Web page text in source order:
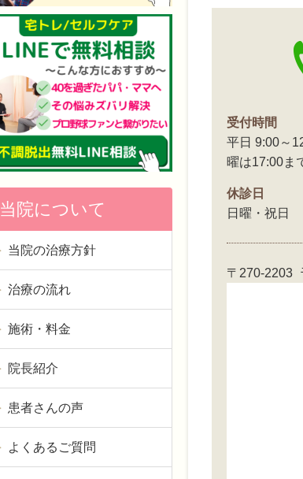
受付時間
平日 9:00～
曜は17:00ま
休診日
日曜・祝日
〒270-2203
当院について
当院の治療方針
治療の流れ
施術・料金
院長紹介
患者さんの声
よくあるご質問